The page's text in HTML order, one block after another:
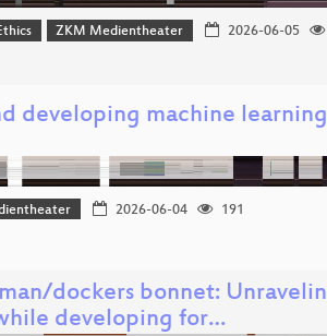
ZKM Medientheater
2026-06-05
developing machine
2026-06-04
191
dockers bonnet:
developing for…